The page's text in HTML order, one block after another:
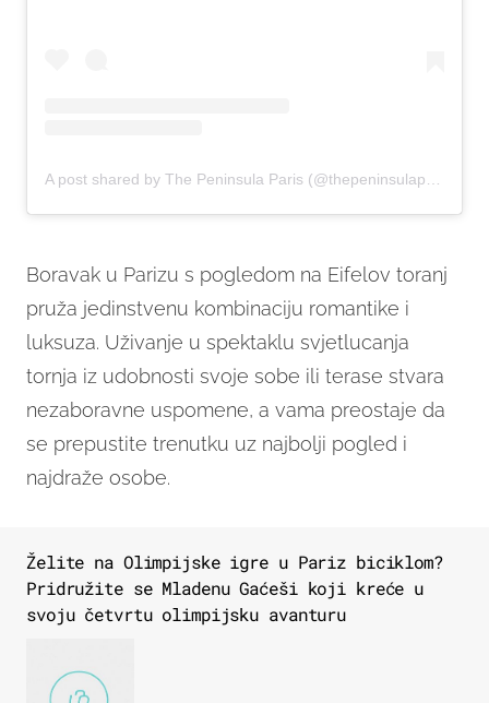
Boravak u Parizu s pogledom na Eifelov toranj
pruža jedinstvenu kombinaciju romantike i
luksuza. Uživanje u spektaklu svjetlucanja
tornja iz udobnosti svoje sobe ili terase stvara
nezaboravne uspomene, a vama preostaje da
se prepustite trenutku uz najbolji pogled i
najdraže osobe.
Želite na Olimpijske igre u Pariz biciklom?
Pridružite se Mladenu Gaćeši koji kreće u
svoju četvrtu olimpijsku avanturu